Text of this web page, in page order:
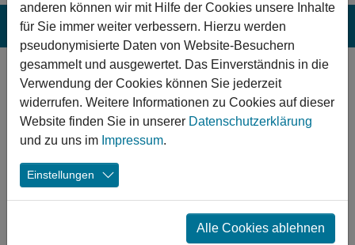
Heringen (Werra):
Sanierung des
Werra-Kalibergbau-
Museums
größte Spezialmuseum zum Kalibergbau in Deutschland.
Nach der baulichen und energetischen Sanierung des
anderen können wir mit Hilfe der Cookies unsere Inhalte
für Sie immer weiter verbessern. Hierzu werden
pseudonymisierte Daten von Website-Besuchern
gesammelt und ausgewertet. Das Einverständnis in die
Verwendung der Cookies können Sie jederzeit
widerrufen. Weitere Informationen zu Cookies auf dieser
Website finden Sie in unserer Datenschutzerklärung
und zu uns im Impressum.
Einstellungen
Alle Cookies ablehnen